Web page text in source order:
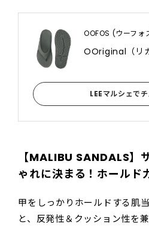
OOFOS (ウーフォ
OOriginal（リ
LEEマルシェでチ
【MALIBU SANDALS】
ゃれに決まる！ホールド
甲をしっかりホールドする肌
と、反発性＆クッション性を